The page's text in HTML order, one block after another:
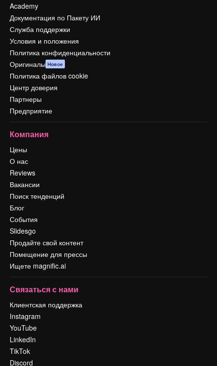
Academy
Документация по Пакету ИИ
Служба поддержки
Условия и положения
Политика конфиденциальности
Оригиналы Новое
Политика файлов cookie
Центр доверия
Партнеры
Предприятие
Компания
Цены
О нас
Reviews
Вакансии
Поиск тенденций
Блог
События
Slidesgo
Продайте свой контент
Помещение для прессы
Ищете magnific.ai
Связаться с нами
Клиентская поддержка
Instagram
YouTube
LinkedIn
TikTok
Discord